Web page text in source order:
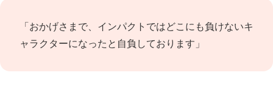
「おかげさまで、インパクトではどこにも負けないキ
ャラクターになったと自負しております」